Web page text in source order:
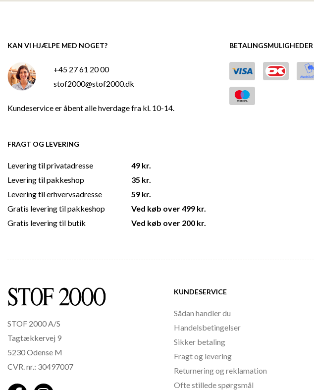
KAN VI HJÆLPE MED NOGET?
+45 27 61 20 00
stof2000@stof2000.dk
Kundeservice er åbent alle hverdage fra kl. 10-14.
BETALINGSMULIGHEDER
FRAGT OG LEVERING
Levering til privatadresse
Levering til pakkeshop
Levering til erhvervsadresse
Gratis levering til pakkeshop
Gratis levering til butik
49 kr.
35 kr.
59 kr.
Ved køb over 499 kr.
Ved køb over 200 kr.
STOF 2000 A/S
Tagtækkervej 9
5230 Odense M
CVR. nr.: 30497007
KUNDESERVICE
Sådan handler du
Handelsbetingelser
Sikker betaling
Fragt og levering
Returnering og reklamation
Ofte stillede spørgsmål